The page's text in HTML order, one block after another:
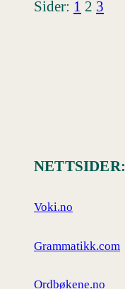
Sider: 1 2 3
NETTSIDER:
Voki.no
Grammatikk.com
Ordbøkene.no